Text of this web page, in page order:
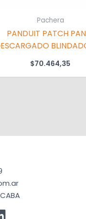
Pachera
PANDUIT PATCH
$70.464,35